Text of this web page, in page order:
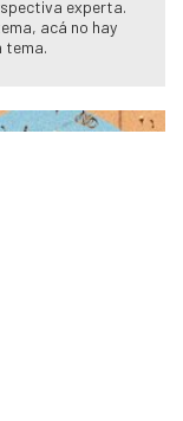
experta.
acá no hay
tema.